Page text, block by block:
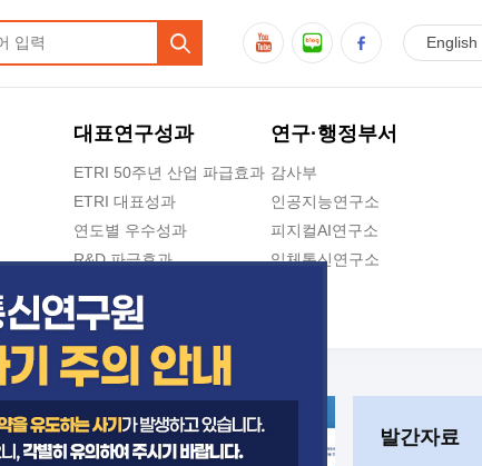
대표연구성과
ETRI 50주년 산업 파급효과
ETRI 대표성과
연도별 우수성과
R&D 파급효과
지식공유플랫폼
연구·행정부서
감사부
인공지능연구소
피지컬AI연구소
입체통신연구소
인공지능안전연구소
우주항공반도체전략연구단
대경권연구본부
English
발간자료